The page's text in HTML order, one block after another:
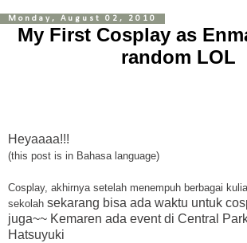
Monday, August 02, 2010
My First Cosplay as
random LOL
Heyaaaa!!!
(this post is in Bahasa language)
Cosplay, akhirnya setelah menempuh berbagai
sekolah sekarang bisa ada waktu untuk
juga~~ Kemaren ada event di Central
Hatsuyuki